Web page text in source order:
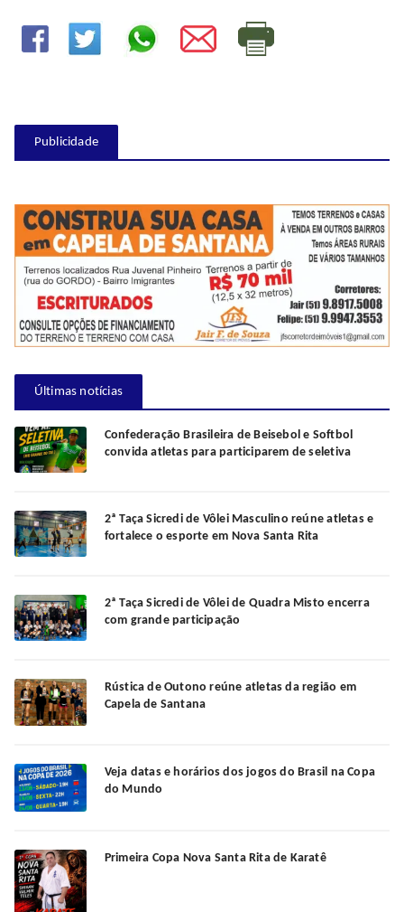
Publicidade
Últimas notícias
Confederação Brasileira de Beisebol e Softbol
convida atletas para participarem de seletiva
2ª Taça Sicredi de Vôlei Masculino reúne atletas e
fortalece o esporte em Nova Santa Rita
2ª Taça Sicredi de Vôlei de Quadra Misto encerra
com grande participação
Rústica de Outono reúne atletas da região em
Capela de Santana
Veja datas e horários dos jogos do Brasil na Copa
do Mundo
Primeira Copa Nova Santa Rita de Karatê